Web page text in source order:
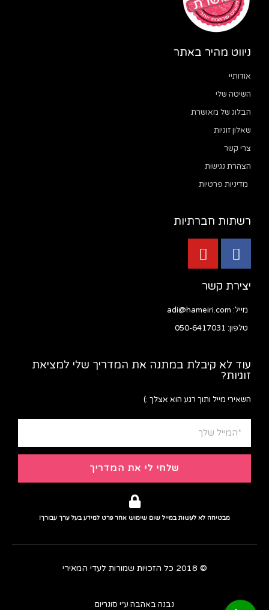
ניווט מהיר באתר
אודותיי
השיטה שלי
הבלוג של מאושרת
שאלון זוגיות
צרי קשר
הצהרת נגישות
מדיניות פרטיות
רשתות חברתיות
יצירת קשר
מייל: adi@hameiri.com
טלפון: 050-6417031
עוד לא קיבלת במתנה את המדריך שלי למציאת
זוגיות?
השאירי מייל ותוך רגע הוא אצלך :)
שלחי לי את המדריך
מבטיחה לא לעשות במייל שום שימוש אחר פרט למידע בעל ערך עבורך!
© 2018 כל הזכויות שמורות לעדי המאירי
נבנה באהבה ע״י סונריום